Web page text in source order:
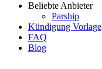
Beliebte Anbieter
Parship
Kündigung Vorlage
FAQ
Blog